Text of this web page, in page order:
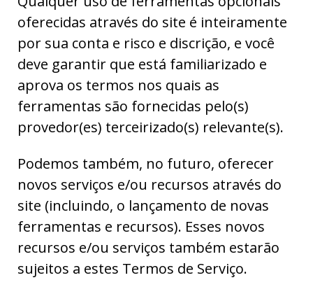
oferecidas através do site é inteiramente
por sua conta e risco e discrição, e você
deve garantir que está familiarizado e
aprova os termos nos quais as
ferramentas são fornecidas pelo(s)
provedor(es) terceirizado(s) relevante(s).
Podemos também, no futuro, oferecer
novos serviços e/ou recursos através do
site (incluindo, o lançamento de novas
ferramentas e recursos). Esses novos
recursos e/ou serviços também estarão
sujeitos a estes Termos de Serviço.
Código de cópia